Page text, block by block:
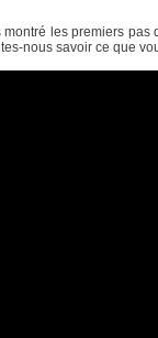
les premiers
nous savoir ce que